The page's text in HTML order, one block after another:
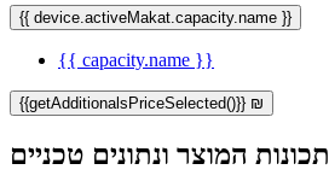
{{ device.activeMakat.capacity.name }}
{{ capacity.name }}
{{getAdditionalsPriceSelected()}} ₪
תכונות המוצר ונתונים טכניים